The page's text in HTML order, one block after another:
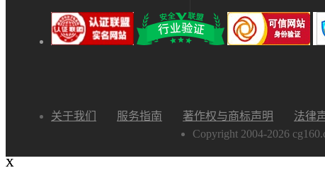
关于我们 服务指南 著作权与商标声明 法律
Copyright 2004-2026
X
X